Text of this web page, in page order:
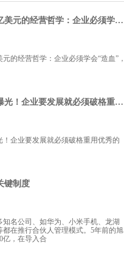
马云价值4500亿美元的经营哲学：企业必须学会“造血”
的经营哲学：企业必须学会“造血”，
董明珠潜规则曝光！企业要发展就必须破格重用优秀的人才
！企业要发展就必须破格重用优秀的
键制度
知名公司、如华为、小米手机、龙湖
都在推行合伙人管理模式。5年前的旭
亿，在导入合